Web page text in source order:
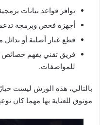
توافر قواعد بيانات
أجهزة فحص وبرمجة
قطع غيار أصلية أو بدائل
فريق تقني يفهم خصائص
للمواصفات.
بالتالي، هذه الورش ليست
موثوق للعناية بها مهما كان